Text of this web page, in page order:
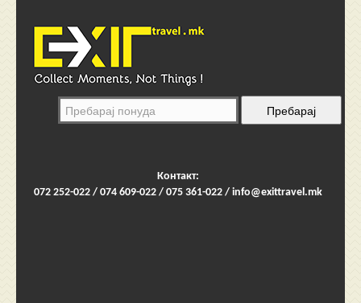
Контакт:
072 252-022 / 074 609-022 / 075 361-022 / info@exittravel.mk